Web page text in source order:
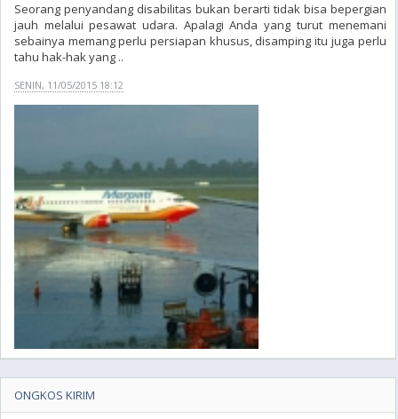
Seorang penyandang disabilitas bukan berarti tidak bisa bepergian
jauh melalui pesawat udara. Apalagi Anda yang turut menemani
sebainya memang perlu persiapan khusus, disamping itu juga perlu
tahu hak-hak yang ..
SENIN, 11/05/2015 18:12
ONGKOS KIRIM